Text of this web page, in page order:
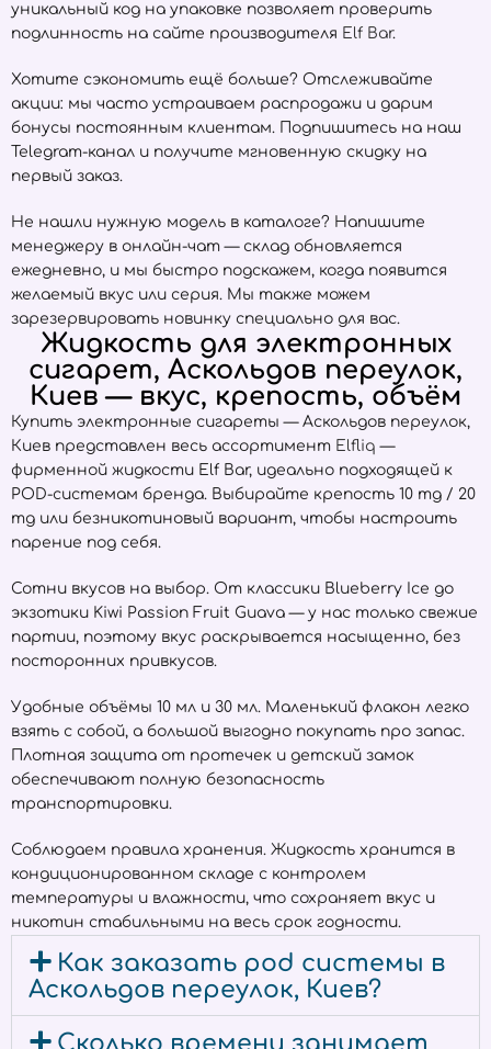
уникальный код на упаковке позволяет проверить
подлинность на сайте производителя Elf Bar.
Хотите сэкономить ещё больше? Отслеживайте
акции: мы часто устраиваем распродажи и дарим
бонусы постоянным клиентам. Подпишитесь на наш
Telegram-канал и получите мгновенную скидку на
первый заказ.
Не нашли нужную модель в каталоге? Напишите
менеджеру в онлайн-чат — склад обновляется
ежедневно, и мы быстро подскажем, когда появится
желаемый вкус или серия. Мы также можем
зарезервировать новинку специально для вас.
Жидкость для электронных
сигарет, Аскольдов переулок,
Киев — вкус, крепость, объём
Купить электронные сигареты — Аскольдов переулок,
Киев представлен весь ассортимент Elfliq —
фирменной жидкости Elf Bar, идеально подходящей к
POD-системам бренда. Выбирайте крепость 10 mg / 20
mg или безникотиновый вариант, чтобы настроить
парение под себя.
Сотни вкусов на выбор. От классики Blueberry Ice до
экзотики Kiwi Passion Fruit Guava — у нас только свежие
партии, поэтому вкус раскрывается насыщенно, без
посторонних привкусов.
Удобные объёмы 10 мл и 30 мл. Маленький флакон легко
взять с собой, а большой выгодно покупать про запас.
Плотная защита от протечек и детский замок
обеспечивают полную безопасность
транспортировки.
Соблюдаем правила хранения. Жидкость хранится в
кондиционированном складе с контролем
температуры и влажности, что сохраняет вкус и
никотин стабильными на весь срок годности.
Как заказать pod системы в
Аскольдов переулок, Киев?
Сколько времени занимает